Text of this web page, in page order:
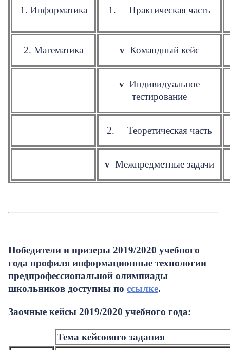
1. Информатика 1. Практическая часть
2. Математика v Командный кейс
v Индивидуальное
тестирование
2. Теоретическая часть
v Межпредметные задачи
Победители и призеры 2019/2020 учебного
года профиля информационные технологии
предпрофессиональной олимпиады
школьников доступны по ссылке.
Заочные кейсы 2019/2020 учебного года:
Тема кейсового задания